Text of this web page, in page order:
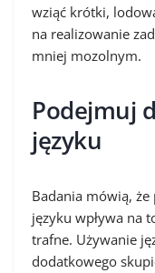
wziąć krótki,
na realizowanie
mniej mozolnym.
Podejmuj
języku
Badania mówią,
języku wpływa na
trafne. Używanie
dodatkowego